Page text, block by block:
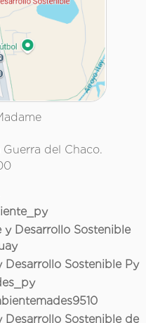
del Chaco.
Desarrollo Sostenible
Sostenible Py
Sostenible de